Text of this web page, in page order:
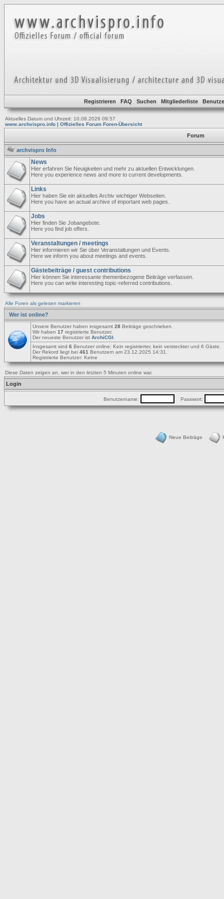
Registrieren FAQ Suchen Mitgliederliste
Aktuelles Datum und Uhrzeit: 10.08.2026 09:57
www.archvispro.info | Offizielles Forum Foren-Übersicht
Forum
archvispro Info
News
Hier erfahren Sie Neuigkeiten und mehr zu aktuellen Entwicklungen.
Here you experience news and more to current developments.
Links
Hier haben Sie ein aktuelles Archiv wichtiger Webseiten.
Here you have an actual archive of important web pages.
Jobs
Hier finden Sie Jobangebote.
Here you find job offers.
Veranstaltungen / meetings
Hier informieren wir Sie über Veranstaltungen und Events.
Here we inform you about meetings and events.
Gästebeiträge / guest contributions
Hier können Sie interessante themenbezogene Beiträge verfassen.
Here you can write interesting topic-referred contributions.
Alle Foren als gelesen markieren
Wer ist online?
Unsere Benutzer haben insgesamt 28 Beiträge geschrieben.
Wir haben 17 registrierte Benutzer.
Der neueste Benutzer ist ArchiCGI
Insgesamt sind 6 Benutzer online: Kein registrierter, kein versteckter und 6
Der Rekord liegt bei 461 Benutzern am 23.12.2025 14:31.
Registrierte Benutzer: Keine
Diese Daten zeigen an, wer in den letzten 5 Minuten online war.
Login
Benutzername: Passwort:
Neue Beiträge